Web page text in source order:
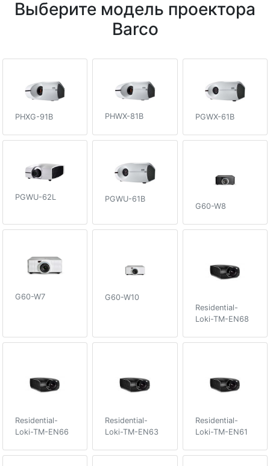
Выберите модель проектора
Barco
PHXG-91B PHWX-81B PGWX-61B
PGWU-62L PGWU-61B
G60-W8
G60-W7
G60-W10
Residential-
Loki-TM-EN68
Residential-
Loki-TM-EN66
Residential-
Loki-TM-EN63
Residential-
Loki-TM-EN61